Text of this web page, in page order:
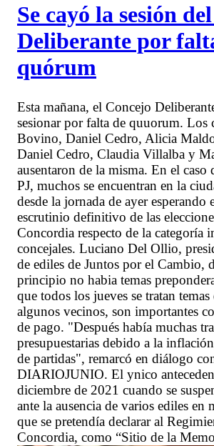
Se cayó la sesión
Deliberante por
quórum
Esta mañana, el Concejo
sesionar por falta de quuorum. Los
Bovino, Daniel Cedro, Alicia
Daniel Cedro, Claudia Villalba y
ausentaron de la misma. En el caso
PJ, muchos se encuentran en la
desde la jornada de ayer esperando
escrutinio definitivo de las
Concordia respecto de la categoría
concejales. Luciano Del Ollio,
de ediles de Juntos por el Cambio,
principio no habia temas
que todos los jueves se tratan temas
algunos vecinos, son importantes
de pago. "Después había muchas
presupuestarias debido a la
de partidas", remarcó en diálogo
DIARIOJUNIO. El ynico
diciembre de 2021 cuando se
ante la ausencia de varios ediles en
que se pretendía declarar al
Concordia, como “Sitio de la